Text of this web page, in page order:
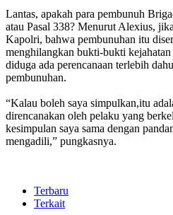
Lantas, apakah para pembunuh
atau Pasal 338? Menurut Alexius,
Kapolri, bahwa pembunuhan itu
menghilangkan bukti-bukti
diduga ada perencanaan terlebih
pembunuhan.
“Kalau boleh saya simpulkan,itu
direncanakan oleh pelaku yang
kesimpulan saya sama dengan
mengadili,” pungkasnya.
Terbaru
Terkait